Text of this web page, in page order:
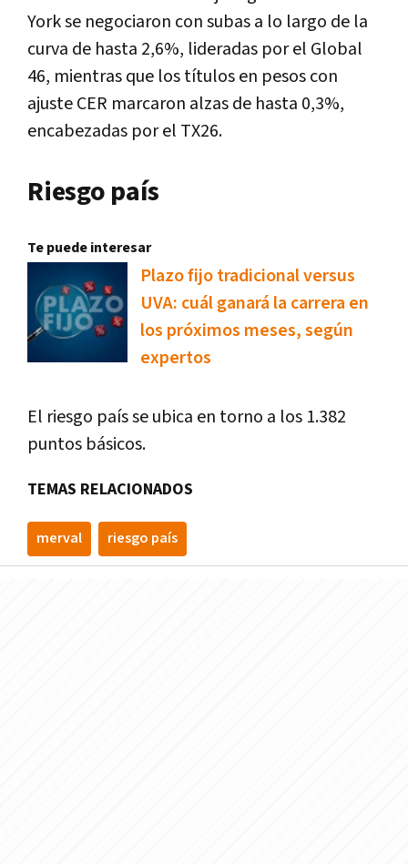
York se negociaron con subas a lo largo de la
curva de hasta 2,6%, lideradas por el Global
46, mientras que los títulos en pesos con
ajuste CER marcaron alzas de hasta 0,3%,
encabezadas por el TX26.
Riesgo país
Te puede interesar
Plazo fijo tradicional versus
UVA: cuál ganará la carrera en
los próximos meses, según
expertos
El riesgo país se ubica en torno a los 1.382
puntos básicos.
TEMAS RELACIONADOS
merval riesgo país